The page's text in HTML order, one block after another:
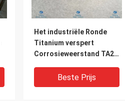
Het industriële Ronde
Titanium verspert
Corrosieweerstand TA2
Beste Prijs